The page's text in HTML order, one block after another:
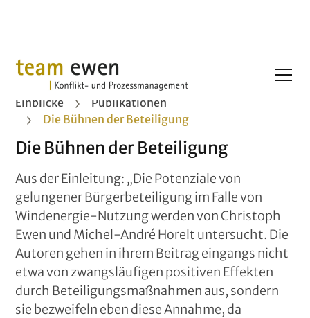
Einblicke
Publikationen
Die Bühnen der Beteiligung
Die Bühnen der Beteiligung
Aus der Einleitung: „Die Potenziale von
gelungener Bürgerbeteiligung im Falle von
Windenergie-Nutzung werden von Christoph
Ewen und Michel-André Horelt untersucht. Die
Autoren gehen in ihrem Beitrag eingangs nicht
etwa von zwangsläufigen positiven Effekten
durch Beteiligungsmaßnahmen aus, sondern
sie bezweifeln eben diese Annahme, da